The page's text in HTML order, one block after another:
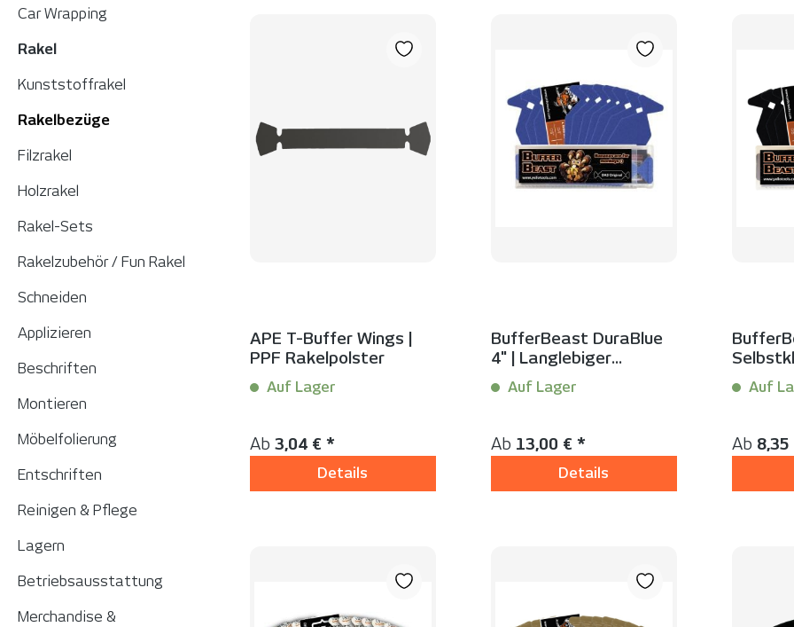
Car Wrapping
Rakel
Kunststoffrakel
Rakelbezüge
Filzrakel
Holzrakel
Rakel-Sets
Rakelzubehör / Fun Rakel
Schneiden
Applizieren
Beschriften
Montieren
Möbelfolierung
Entschriften
Reinigen & Pflege
Lagern
Betriebsausstattung
Merchandise &
APE T-Buffer Wings |
PPF Rakelpolster
Auf Lager
Regulärer Preis:
Ab 3,04 € *
Details
BufferBeast DuraBlue
4" | Langlebiger
Rakelbezug für
kratzfreie
Auf Lager
Regulärer Preis:
Ab 13,00 € *
Details
Auf
Ab